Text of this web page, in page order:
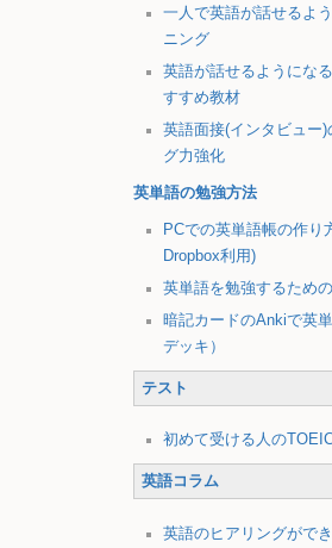
一人で英語が話せるよ
ニング
英語が話せるようにな
すすめ教材
英語面接(インタビュー
グ力強化
英単語の勉強方法
PCでの英単語帳の作り
Dropbox利用)
英単語を勉強するため
暗記カードのAnkiで英
デッキ）
テスト
初めて受ける人の
英語コラム
英語のヒアリングがで